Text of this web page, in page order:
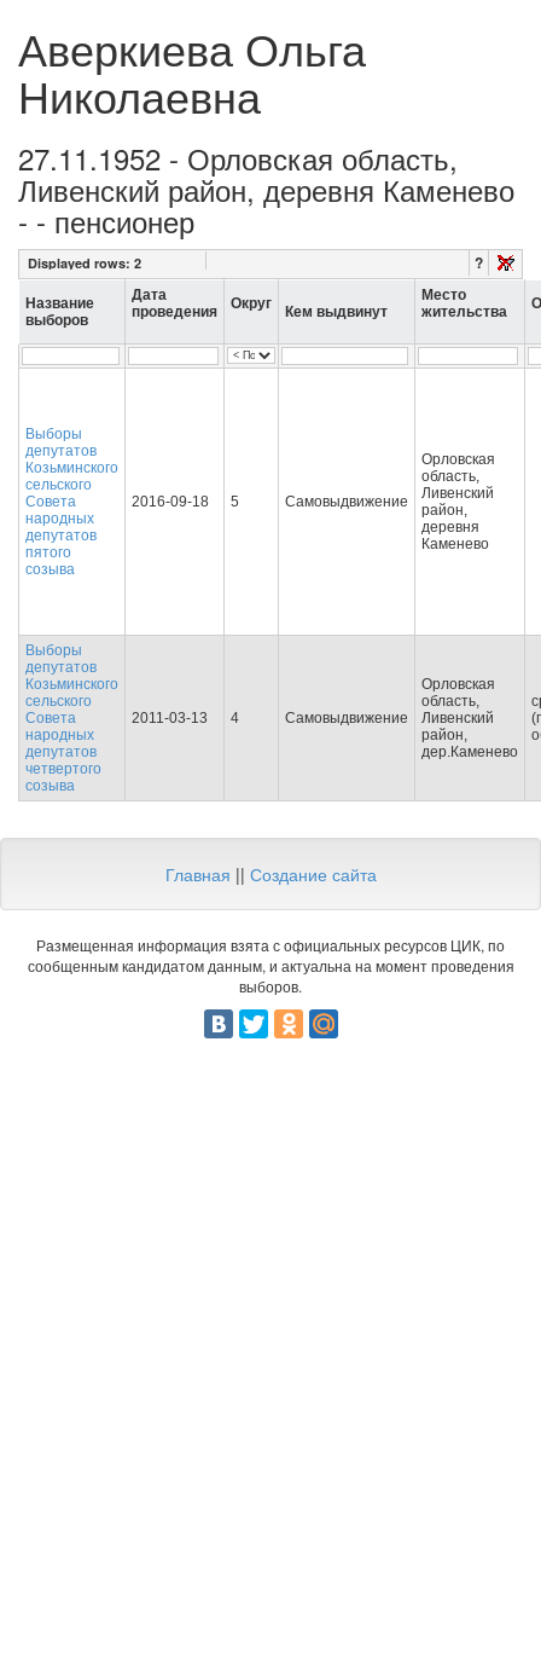
Аверкиева Ольга
Николаевна
27.11.1952 - Орловская область,
Ливенский район, деревня Каменево
- - пенсионер
Displayed rows: 2 ?
Название
выборов
Дата
проведения
Округ Кем выдвинут
Место
жительства
Выборы
депутатов
Козьминского
сельского
Совета
народных
депутатов
пятого
созыва
2016-09-18 5 Самовыдвижение
Орловская
область,
Ливенский
район,
деревня
Каменево
Выборы
депутатов
Козьминского
сельского
Совета
народных
депутатов
четвертого
созыва
2011-03-13 4 Самовыдвижение
Орловская
область,
Ливенский
район,
дер.Каменево
Главная || Создание сайта
Размещенная информация взята с официальных ресурсов ЦИК, по
сообщенным кандидатом данным, и актуальна на момент проведения
выборов.